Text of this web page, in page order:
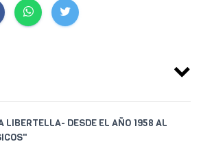
LIBERTELLA- DESDE EL AÑO 1958 AL